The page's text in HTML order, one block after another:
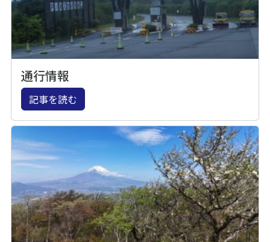
通行情報
記事を読む